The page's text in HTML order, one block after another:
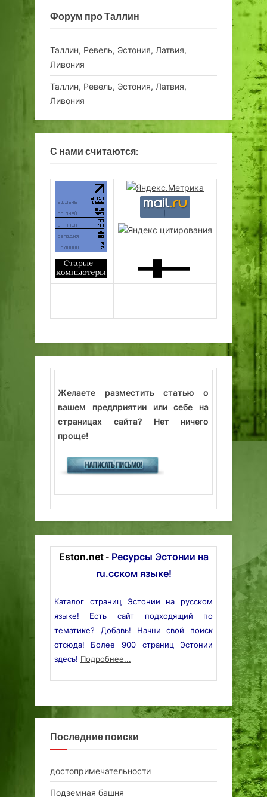
Форум про Таллин
Таллин, Ревель, Эстония, Латвия,
Ливония
Таллин, Ревель, Эстония, Латвия,
Ливония
С нами считаются:
Желаете разместить статью о
вашем предприятии или себе на
страницах сайта? Нет ничего
проще!
Eston.net- Ресурсы Эстонии на
ru.сском языке!
Каталог страниц Эстонии на русском
языке! Есть сайт подходящий по
тематике? Добавь! Начни свой поиск
отсюда! Более 900 страниц Эстонии
здесь! Подробнее...
Последние поиски
достопримечательности
Подземная башня